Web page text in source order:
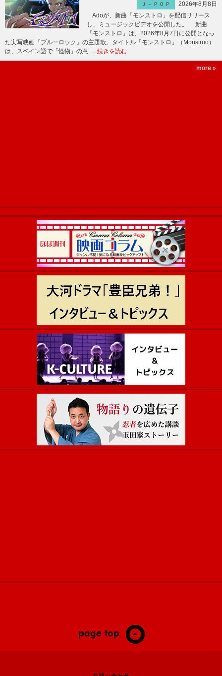
Ｊ－ＰＯＰ
2026年8月8日
Adoが、新曲「モンストロ」を配信リリース
し、ミュージックビデオを公開した。 新曲
「モンストロ」は、2026年8月7日に公開となっ
た実写映画『ブルーロック』の主題歌。タイトル「モンストロ」（Monstruo）
は、スペイン語で「怪物」の意 … 続きを読む
more »